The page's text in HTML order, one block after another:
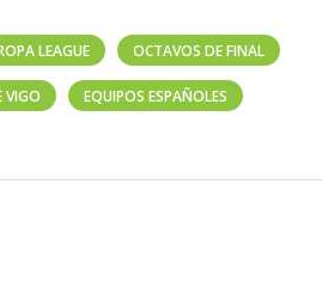
LEAGUE OCTAVOS DE FINAL
VIGO EQUIPOS ESPAÑOLES